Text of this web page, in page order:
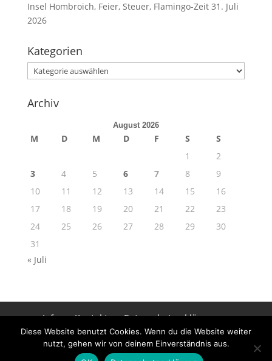
Insel Hombroich, Feier, Steuer, Flamingo-Zeit 31. Juli
2026
Kategorien
Kategorien
Archiv
August 2026
M D M D F S
S
1
2
3
4 5 6 7 8
9
10
11 12 13 14 15
16
17
18 19 20 21 22
23
24
25 26 27 28 29
30
31
« Juli
Info Kontakt
Datenschutzerklärung
Impressum
Diese Website benutzt Cookies. Wenn du die Website weiter
nutzt, gehen wir von deinem Einverständnis aus.